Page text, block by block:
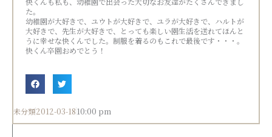
た。
幼稚園が大好きで、ユウトが大好きで、ユラが大好きで、ハルトが
大好きで、先生が大好きで、とっても楽しい園生活を送れてほんと
うに幸せな快くんでした。制服を着るのもこれで最後です・・・。
快くん卒園おめでとう！
未分類2012-03-1810:00 pm